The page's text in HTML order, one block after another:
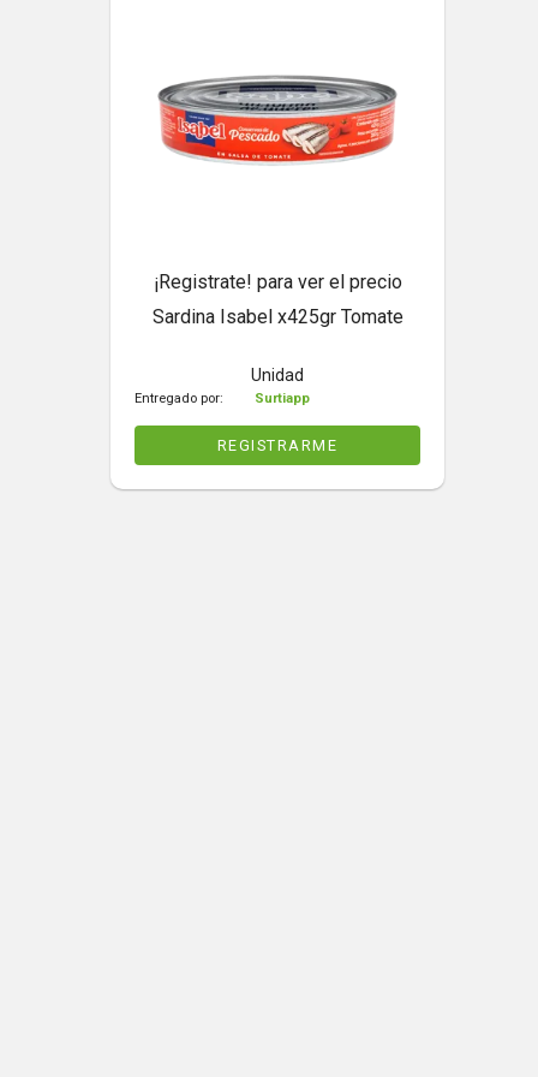
¡Registrate! para ver el precio
Sardina Isabel x425gr Tomate
Unidad
Entregado por: Surtiapp
REGISTRARME